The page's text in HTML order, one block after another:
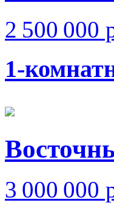
2 500 000
1-
3 000 000